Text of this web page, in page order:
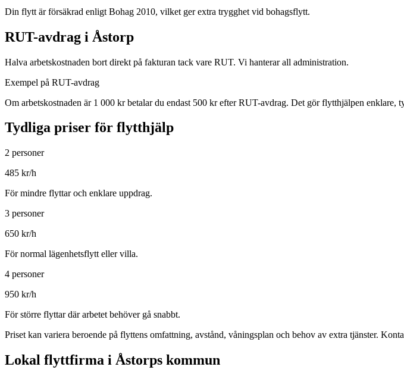
Din flytt är försäkrad enligt Bohag 2010, vilket ger extra trygghet vid bohagsflytt.
RUT-avdrag i Åstorp
Halva arbetskostnaden bort direkt på fakturan tack vare RUT. Vi hanterar all administration.
Exempel på RUT-avdrag
Om arbetskostnaden är 1 000 kr betalar du endast 500 kr efter RUT-avdrag. Det gör flytthjälpen enklare,
Tydliga priser för flytthjälp
2 personer
485 kr/h
För mindre flyttar och enklare uppdrag.
3 personer
650 kr/h
För normal lägenhetsflytt eller villa.
4 personer
950 kr/h
För större flyttar där arbetet behöver gå snabbt.
Priset kan variera beroende på flyttens omfattning, avstånd, våningsplan och behov av extra tjänster.
Lokal flyttfirma i Åstorps kommun